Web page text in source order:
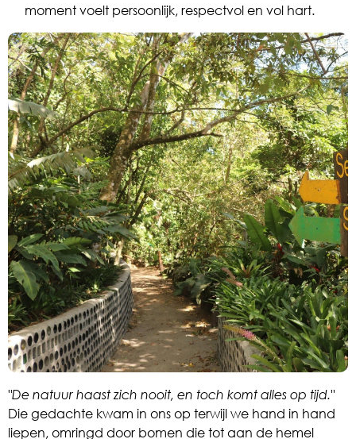
moment voelt persoonlijk, respectvol en vol hart.
"De natuur haast zich nooit, en toch komt alles op tijd."
Die gedachte kwam in ons op terwijl we hand in hand
liepen, omringd door bomen die tot aan de hemel